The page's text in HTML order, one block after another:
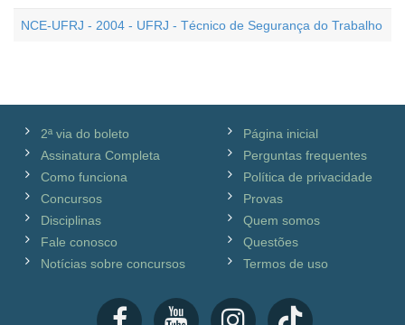
NCE-UFRJ - 2004 - UFRJ - Técnico de Segurança do Trabalho
2ª via do boleto
Assinatura Completa
Como funciona
Concursos
Disciplinas
Fale conosco
Notícias sobre concursos
Página inicial
Perguntas frequentes
Política de privacidade
Provas
Quem somos
Questões
Termos de uso